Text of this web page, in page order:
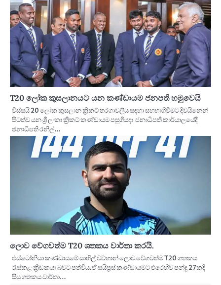
T20 ලෝක කුසලානයට යන කණ්ඩායම ජනපති හමුවෙයි
විස්සයි 20 ලෝක කුසලාන ක්‍රිකට් තරගාවලිය සඳහා සහභාගිවීමට දිවයිනෙන්
පිටත්ව යන ශ්‍රී ලංකා ක්‍රිකට් කණ්ඩායම පසුගියදා ජනාධිපති කාර්යාලයේදී
ජනාධිපති රනිල්…
ලොව වේගවත්ම T20 ශතකය වාර්තා කරයි.
එස්ටෝනියා කණ්ඩායමේ සාහිල් චව්හාන් ලොව වේගවත්ම T20 ශතකය
රැස්කළ ක්‍රීඩකයා බවට පත්විය.ඒ සයිප්‍රස් කණ්ඩායමට එරෙහිව පන්දු 27කදී
සිය ශතකය වාර්තා…